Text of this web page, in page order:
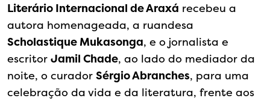
Literário Internacional de Araxá recebeu a
autora homenageada, a ruandesa
Scholastique Mukasonga, e o jornalista e
escritor Jamil Chade, ao lado do mediador da
noite, o curador Sérgio Abranches, para uma
celebração da vida e da literatura, frente aos